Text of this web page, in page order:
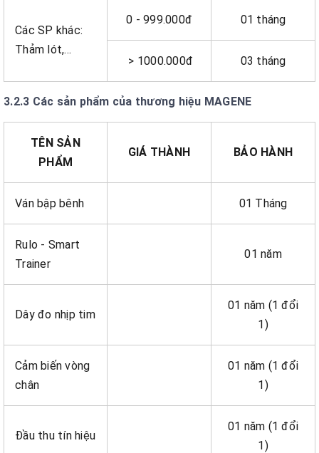
Các SP khác:
Thảm lót,...
0 - 999.000đ 01 tháng
> 1000.000đ 03 tháng
3.2.3 Các sản phẩm của thương hiệu MAGENE
TÊN SẢN
PHẨM
GIÁ THÀNH BẢO HÀNH
Ván bập bênh 01 Tháng
Rulo - Smart
Trainer
01 năm
Dây đo nhịp tim
01 năm (1 đổi
1)
Cảm biến vòng
chân
01 năm (1 đổi
1)
Đầu thu tín hiệu
01 năm (1 đổi
1)